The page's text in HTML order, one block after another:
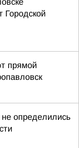
Городской
прямой
определились